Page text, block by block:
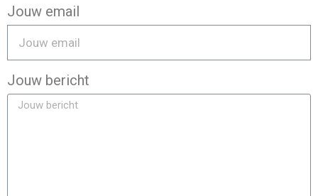
Jouw email
Jouw bericht